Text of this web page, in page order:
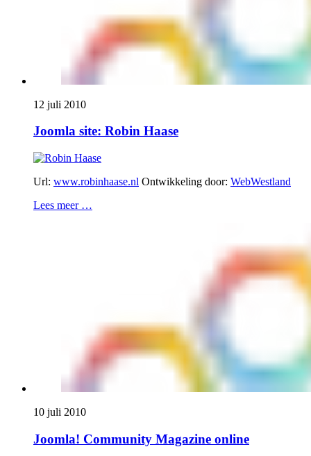
12 juli 2010
Joomla site: Robin Haase
Url: www.robinhaase.nl Ontwikkeling door: WebWestland
Lees meer …
10 juli 2010
Joomla! Community Magazine online